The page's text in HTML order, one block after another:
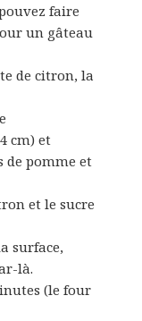
faire
un gâteau
de citron, la
cm) et
de pomme et
et le sucre
surface,
là.
(le four